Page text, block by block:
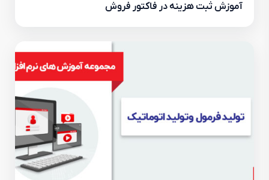
آموزش ثبت هزینه در فاکتور فروش